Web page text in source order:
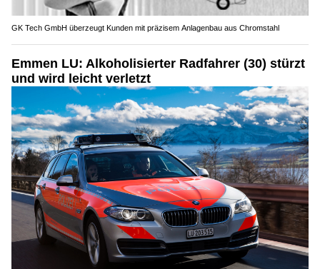
GK Tech GmbH überzeugt Kunden mit präzisem Anlagenbau aus Chromstahl
Emmen LU: Alkoholisierter Radfahrer (30) stürzt
und wird leicht verletzt